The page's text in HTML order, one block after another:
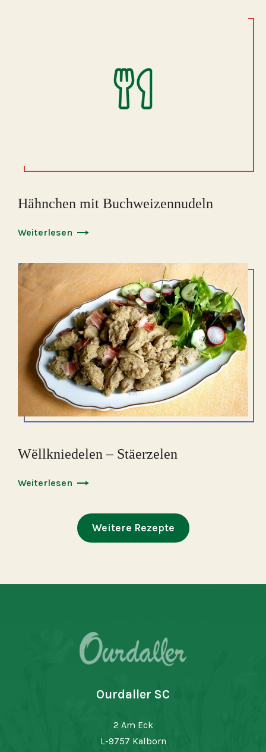
Hähnchen mit Buchweizennudeln
Weiterlesen
Wëllkniedelen – Stäerzelen
Weiterlesen
Weitere Rezepte
Ourdaller SC
2 Am Eck
L-9757 Kalborn